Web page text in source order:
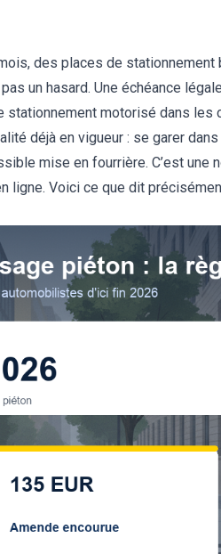
des places de stationnement
un hasard. Une échéance
stationnement motorisé dans les
déjà en vigueur : se garer
mise en fourrière. C’est
ligne. Voici ce que dit